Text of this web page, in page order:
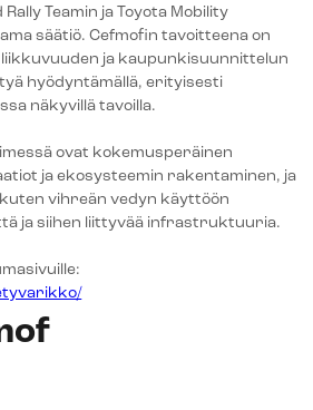
Rally Teamin ja Toyota Mobility
säätiö. Cefmofin tavoitteena on
ja kaupunkisuunnittelun
hyödyntämällä, erityisesti
näkyvillä tavoilla.
ovat kokemusperäinen
ja ekosysteemin rakentaminen, ja
vihreän vedyn käyttöön
ja siihen liittyvää infrastruktuuria.